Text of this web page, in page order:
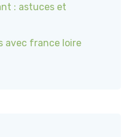
: astuces et
avec france loire